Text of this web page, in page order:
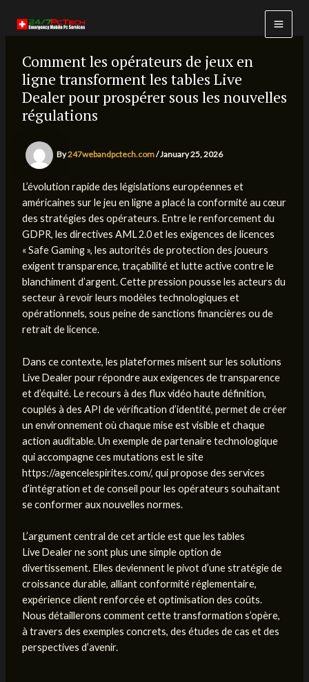
Comment les opérateurs de jeux en
ligne transforment les tables Live
Dealer pour prospérer sous les nouvelles
régulations
By247webandpctech.com/January 25, 2026
L’évolution rapide des législations européennes et
américaines sur le jeu en ligne a placé la conformité au cœur
des stratégies des opérateurs. Entre le renforcement du
GDPR, les directives AML 2.0 et les exigences de licences
« Safe Gaming », les autorités de protection des joueurs
exigent transparence, traçabilité et lutte active contre le
blanchiment d’argent. Cette pression pousse les acteurs du
secteur à revoir leurs modèles technologiques et
opérationnels, sous peine de sanctions financières ou de
retrait de licence.
Dans ce contexte, les plateformes misent sur les solutions
Live Dealer pour répondre aux exigences de transparence
et d’équité. Le recours à des flux vidéo haute définition,
couplés à des API de vérification d’identité, permet de créer
un environnement où chaque mise est visible et chaque
action auditable. Un exemple de partenaire technologique
qui accompagne ces mutations est le site
https://agencelespirites.com/, qui propose des services
d’intégration et de conseil pour les opérateurs souhaitant
se conformer aux nouvelles normes.
L’argument central de cet article est que les tables
Live Dealer ne sont plus une simple option de
divertissement. Elles deviennent le pivot d’une stratégie de
croissance durable, alliant conformité réglementaire,
expérience client renforcée et optimisation des coûts.
Nous détaillerons comment cette transformation s’opère,
à travers des exemples concrets, des études de cas et des
perspectives d’avenir.